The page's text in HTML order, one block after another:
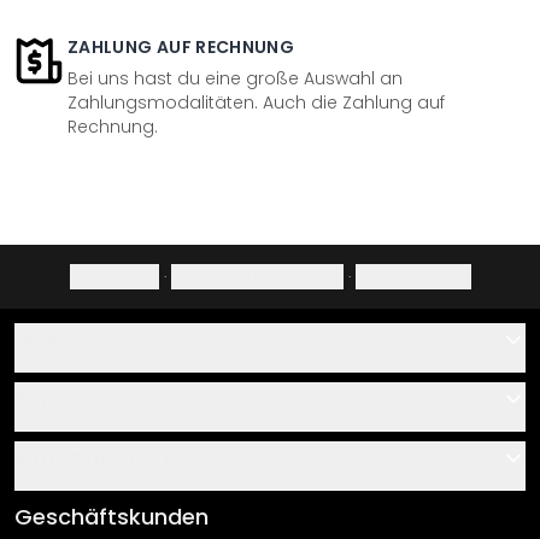
ZAHLUNG AUF RECHNUNG
Bei uns hast du eine große Auswahl an
Zahlungsmodalitäten. Auch die Zahlung auf
Rechnung.
· ·
Über uns
Klebe- und Montageanleitungen
AGB
Geschäftskunden